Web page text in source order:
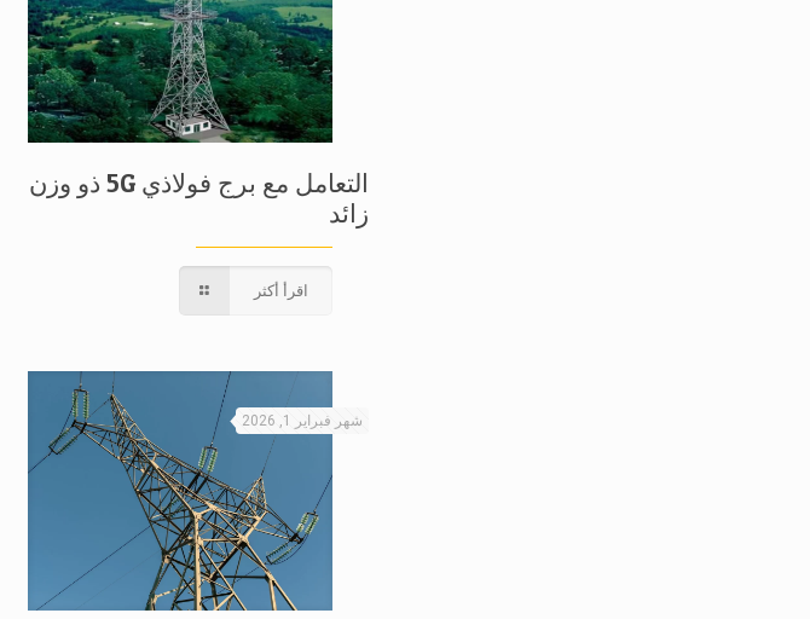
التعامل مع برج فولاذي 5G ذو وزن
زائد
اقرأ أكثر
شهر فبراير 1, 2026